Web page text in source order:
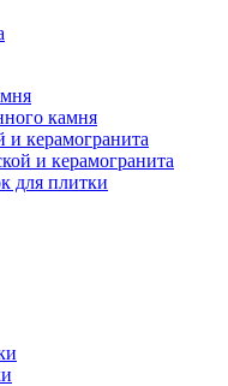
камня
и керамогранита
и керамогранита
для плитки